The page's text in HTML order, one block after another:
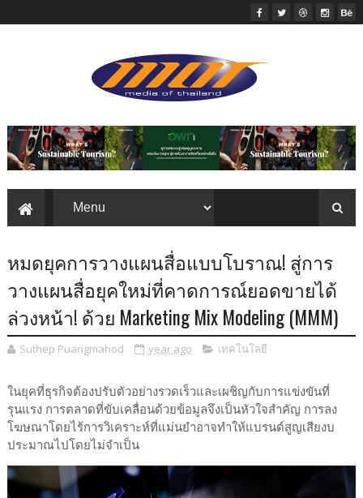
หมดยุคการวางแผนสื่อแบบโบราณ! สู่การ
วางแผนสื่อยุคใหม่ที่คาดการณ์ยอดขายได้
ล่วงหน้า! ด้วย Marketing Mix Modeling (MMM)
Suthep Puangmahod year ago เทคโนโลยี
ในยุคที่ธุรกิจต้องปรับตัวอย่างรวดเร็วและเผชิญกับการแข่งขันที่
รุนแรง การตลาดที่ขับเคลื่อนด้วยข้อมูลจึงเป็นหัวใจสำคัญ การลง
โฆษณาโดยไร้การวิเคราะห์ที่แม่นยำอาจทำให้แบรนด์สูญเสียงบ
ประมาณไปโดยไม่จำเป็น